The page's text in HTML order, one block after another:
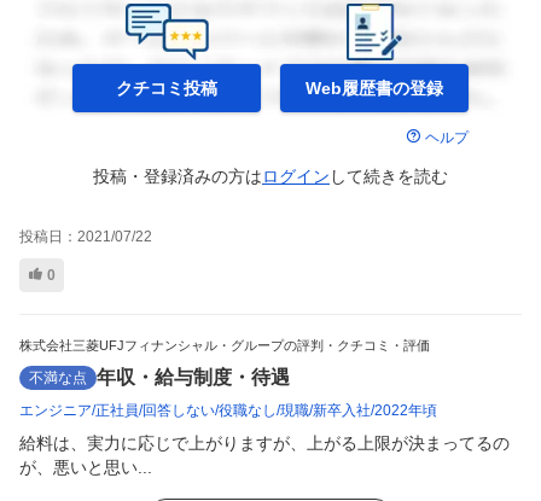
クチコミ投稿 Web履歴書の登録
ヘルプ
投稿・登録済みの方はログイン して続きを読む
投稿日： 2021/07/22
0
株式会社三菱UFJフィナンシャル・グループの評判・クチコミ・評価
不満な点 年収・給与制度・待遇
エンジニア 正社員 回答しない 役職なし 現職 新卒入社 2022年頃
給料は、実力に応じで上がりますが、上がる上限が決まってるの
が、悪いと思い...